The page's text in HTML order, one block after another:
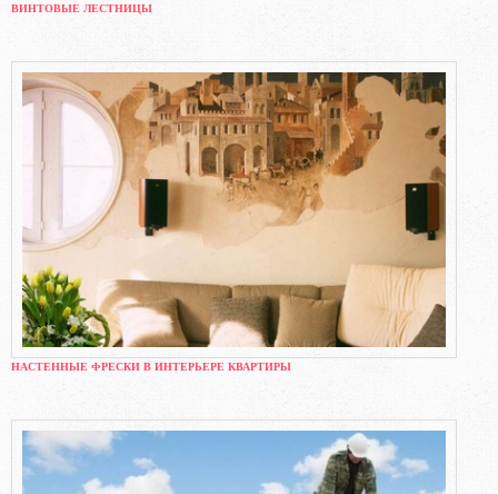
ВИНТОВЫЕ ЛЕСТНИЦЫ
НАСТЕННЫЕ ФРЕСКИ В ИНТЕРЬЕРЕ КВАРТИРЫ